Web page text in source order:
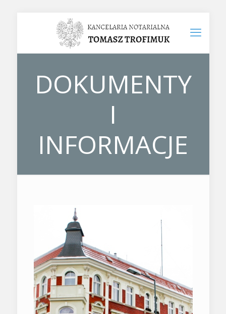
DOKUMENTY
I
INFORMACJE